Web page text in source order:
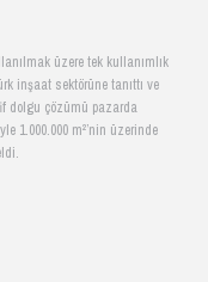
üzere tek kullanımlık
inşaat sektörüne tanıttı ve
dolgu çözümü pazarda
1.000.000 m²’nin üzerinde